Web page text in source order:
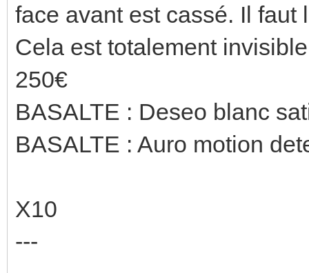
face avant est cassé. Il
Cela est totalement
250€
BASALTE : Deseo blanc
BASALTE : Auro motion
X10
---